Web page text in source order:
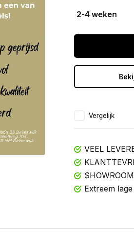
2-4 weken
Vergelijk
VEEL
Extreem